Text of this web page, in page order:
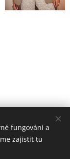
fungování a
zajistit tu